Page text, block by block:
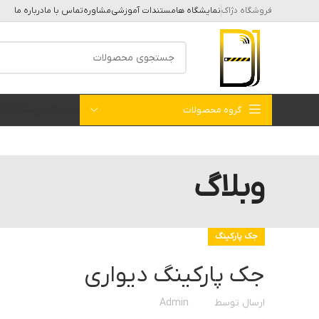
فروشگاه دژاکنمایشگاه هامستندات آموزشیمشاورهتماس با مادرباره ما
گروه محصولات
وبلاگ
جک پارکینگ
جک پارکینگ دیواری
ارسال توسط Admin